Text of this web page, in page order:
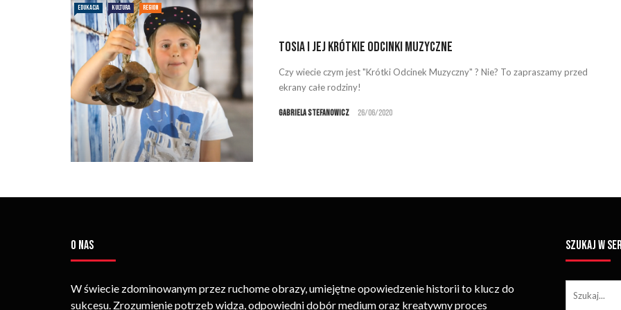
EDUKACJA KULTURA REGION
Tosia i jej krótkie odcinki muzyczne
Czy wiecie czym jest "Krótki Odcinek Muzyczny" ? Nie? To zapraszamy przed
ekrany całe rodziny!
Gabriela Stefanowicz 26/06/2020
O NAS
W świecie zdominowanym przez ruchome obrazy, umiejętne opowiedzenie historii to klucz do
sukcesu. Zrozumienie potrzeb widza, odpowiedni dobór medium oraz kreatywny proces
SZUKAJ W